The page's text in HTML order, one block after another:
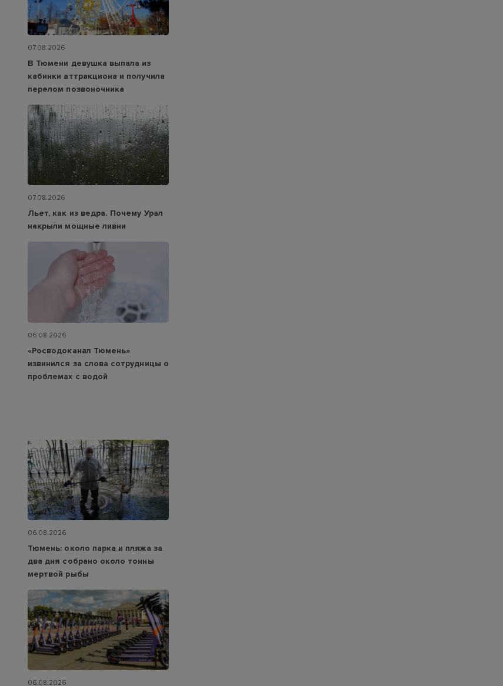
07.08.2026
В Тюмени девушка выпала из
кабинки аттракциона и получила
перелом позвоночника
07.08.2026
Льет, как из ведра. Почему Урал
накрыли мощные ливни
06.08.2026
«Росводоканал Тюмень»
извинился за слова сотрудницы о
проблемах с водой
06.08.2026
Тюмень: около парка и пляжа за
два дня собрано около тонны
мертвой рыбы
06.08.2026